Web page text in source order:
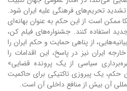
تحریم‌های فرهنگی علیه ایران شود.
ممکن است از این حکم به عنوان بهانه‌ای
استفاده کنند. جشنواره‌های فیلم کن،
بیانیه‌هایی، از پناهی حمایت و حکم ایران را
ایران نیز در پاسخ، این اقدامات را
سیاسی از یک پرونده قضایی»
یک پیروزی تاکتیکی برای حاکمیت
آن بیش از منافع داخلی آن است.